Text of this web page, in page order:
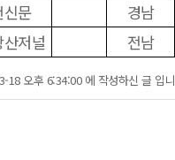
신문
경남
저널 전남
18 오후 6:34:00 에 작성하신 글 입